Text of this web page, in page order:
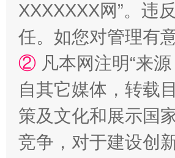
国家大学科技园优化重塑工作
XXXXXXX网”。违
任。如您对管理有
② 凡本网注明“来
自其它媒体，转载
策及文化和展示国
竞争，对于建设创